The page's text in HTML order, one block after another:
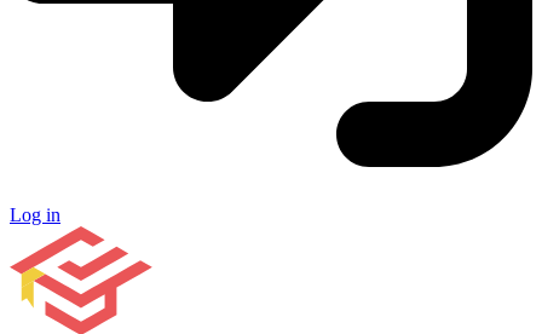
Log in